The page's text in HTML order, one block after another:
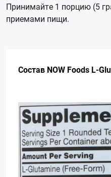
Принимайте 1 порцию (5
приемами пищи.
Состав NOW Foods L-